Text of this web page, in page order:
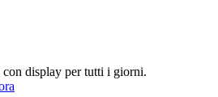
display per tutti i giorni.